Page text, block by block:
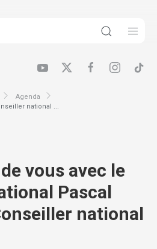
Agenda
national ...
vous avec le
Pascal
national